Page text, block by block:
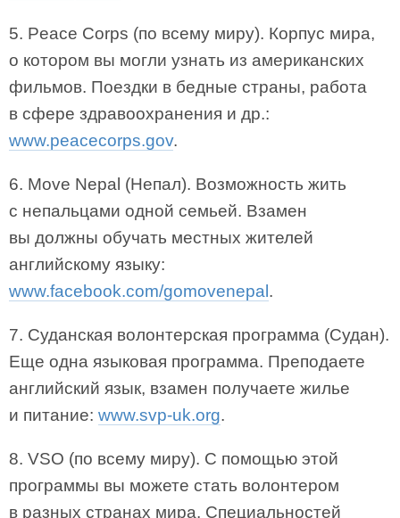
5. Peace Corps (по всему миру). Корпус мира,
о котором вы могли узнать из американских
фильмов. Поездки в бедные страны, работа
в сфере здравоохранения и др.:
www.peacecorps.gov.
6. Move Nepal (Непал). Возможность жить
с непальцами одной семьей. Взамен
вы должны обучать местных жителей
английскому языку:
www.facebook.com/gomovenepal .
7. Суданская волонтерская программа (Судан).
Еще одна языковая программа. Преподаете
английский язык, взамен получаете жилье
и питание: www.svp-uk.org.
8. VSO (по всему миру). С помощью этой
программы вы можете стать волонтером
в разных странах мира. Специальностей